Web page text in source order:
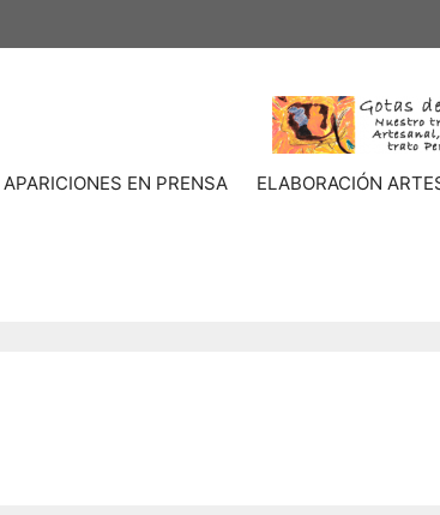
APARICIONES EN PRENSA ELABORACIÓN